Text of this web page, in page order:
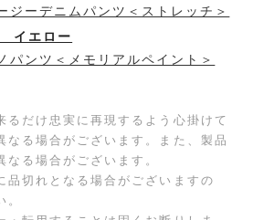
ジーデニムパンツ＜ストレッチ＞
イエロー
パンツ＜メモリアルペイント＞
だけ忠実に再現するよう心掛けて
なる場合がございます。また、製品
る場合がございます。
品切れとなる場合がございますの
。